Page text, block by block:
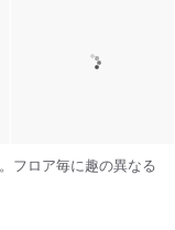
フロア毎に趣の異なる